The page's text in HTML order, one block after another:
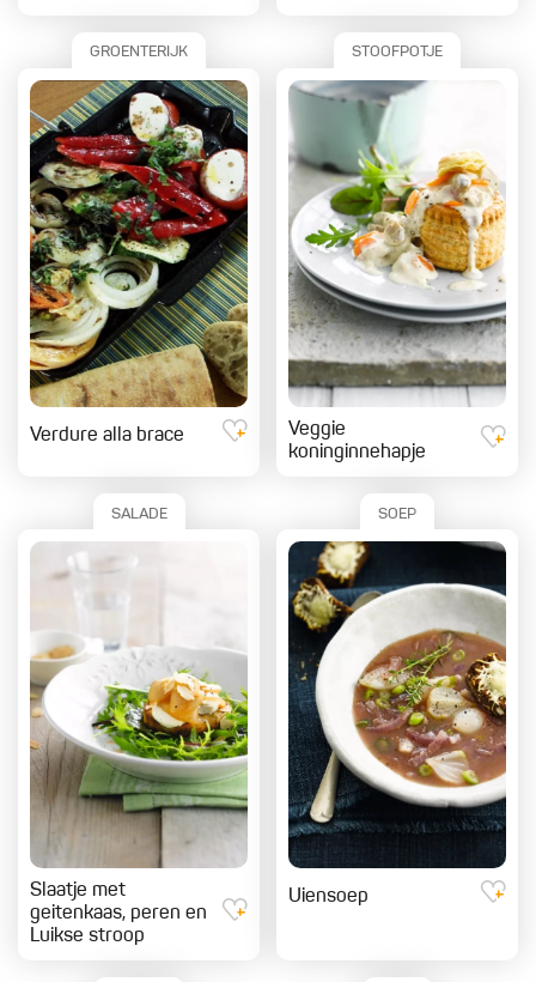
GROENTERIJK
Verdure alla brace
STOOFPOTJE
Veggie
koninginnehapje
SALADE
Slaatje met
geitenkaas, peren en
Luikse stroop
SOEP
Uiensoep